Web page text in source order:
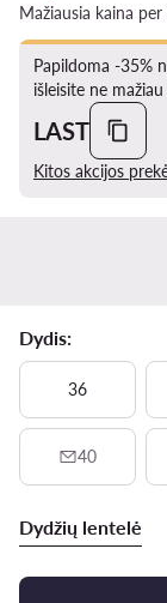
Mažiausia kaina
Papildoma -35%
išleisite ne
LAST
Kitos akcijos
Dydis:
36
40
Dydžių lentelė